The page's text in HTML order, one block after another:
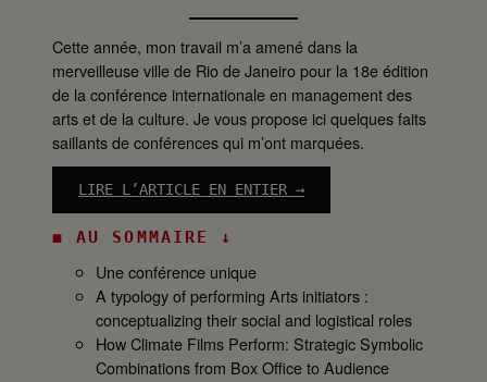
Cette année, mon travail m’a amené dans la
merveilleuse ville de Rio de Janeiro pour la 18e édition
de la conférence internationale en management des
arts et de la culture. Je vous propose ici quelques faits
saillants de conférences qui m’ont marquées.
LIRE L’ARTICLE EN ENTIER →
:
A
C
R
◼ AU SOMMAIRE ↓
Une conférence unique
A typology of performing Arts initiators :
conceptualizing their social and logistical roles
How Climate Films Perform: Strategic Symbolic
Combinations from Box Office to Audience